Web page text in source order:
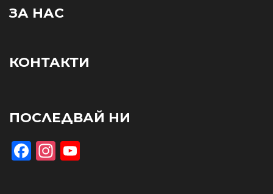
ЗА НАС
КОНТАКТИ
ПОСЛЕДВАЙ НИ
Facebook
Instagram